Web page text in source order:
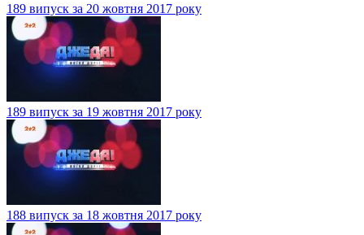
189 випуск за 20 жовтня 2017 року
189 випуск за 19 жовтня 2017 року
188 випуск за 18 жовтня 2017 року